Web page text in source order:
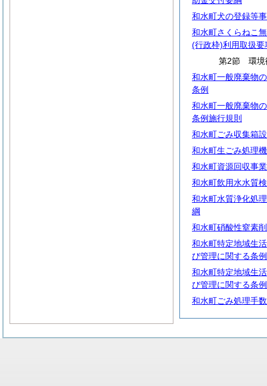
和水町犬の登録等
和水町さくらねこ
(行政枠)利用取扱要
第2節 環境
和水町一般廃棄物
条例
和水町一般廃棄物
条例施行規則
和水町ごみ収集箱
和水町生ごみ処理
和水町資源回収事
和水町飲用水水質
和水町水質浄化処
綱
和水町硝酸性窒素
和水町特定地域生
び管理に関する条例
和水町特定地域生
び管理に関する条
和水町ごみ処理手